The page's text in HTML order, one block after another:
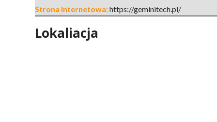
Strona internetowa:https://geminitech.pl/
Lokaliacja